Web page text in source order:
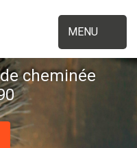
MENU
cheminée